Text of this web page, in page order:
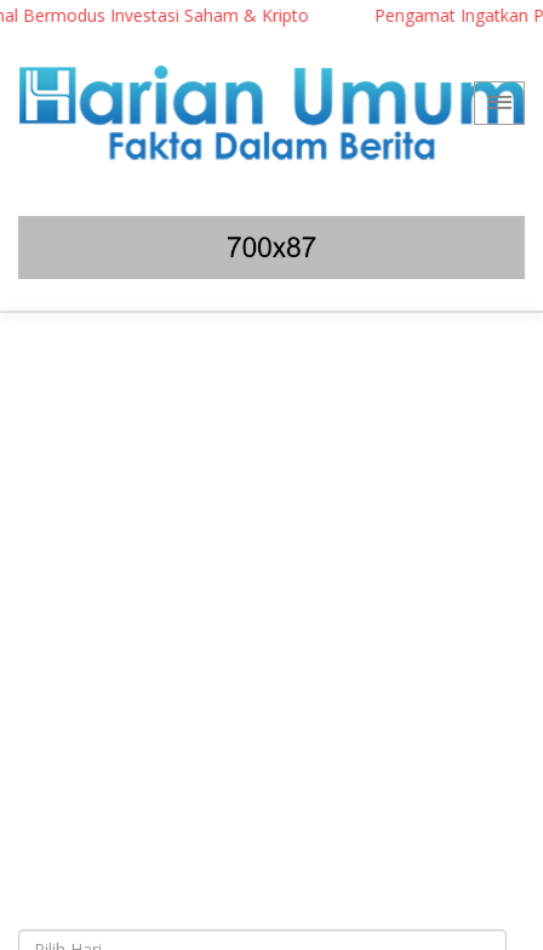
Investasi Saham & Kripto Pengamat Ingatkan